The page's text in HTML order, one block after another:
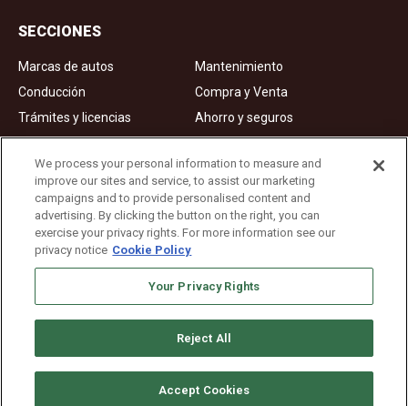
SECCIONES
Marcas de autos
Mantenimiento
Conducción
Compra y Venta
Trámites y licencias
Ahorro y seguros
Noticias
Videos de autos
Ad Choices
About Us
Editorial Guidelines
We process your personal information to measure and
improve our sites and service, to assist our marketing
campaigns and to provide personalised content and
advertising. By clicking the button on the right, you can
exercise your privacy rights. For more information see our
privacy notice Cookie Policy
Your Privacy Rights
Reject All
Accept Cookies